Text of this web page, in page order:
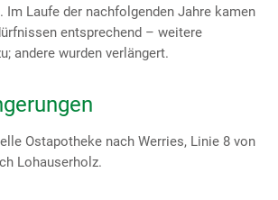
Im Laufe der nachfolgenden Jahre kamen
entsprechend – weitere
andere wurden verlängert.
Ostapotheke nach Werries, Linie 8 von
Lohauserholz.